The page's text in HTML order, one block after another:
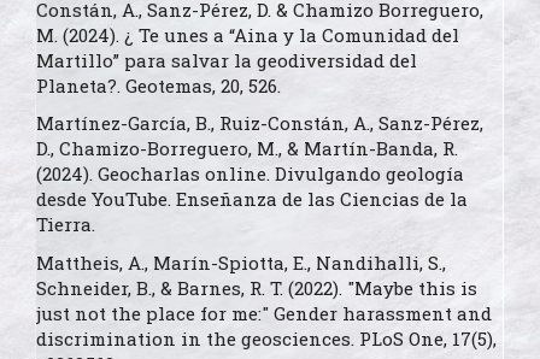
Constán, A., Sanz-Pérez, D. & Chamizo Borreguero,
M. (2024). ¿ Te unes a “Aina y la Comunidad del
Martillo” para salvar la geodiversidad del
Planeta?. Geotemas, 20, 526.
Martínez-García, B., Ruiz-Constán, A., Sanz-Pérez,
D., Chamizo-Borreguero, M., & Martín-Banda, R.
(2024). Geocharlas online. Divulgando geología
desde YouTube. Enseñanza de las Ciencias de la
Tierra.
Mattheis, A., Marín-Spiotta, E., Nandihalli, S.,
Schneider, B., & Barnes, R. T. (2022). "Maybe this is
just not the place for me:" Gender harassment and
discrimination in the geosciences. PLoS One, 17(5),